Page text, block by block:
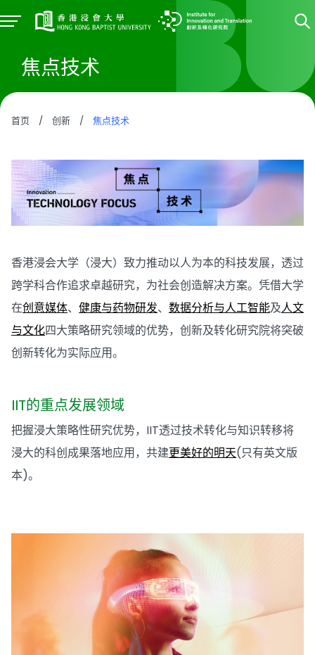
焦点技术
首页 / 创新 / 焦点技术
香港浸会大学（浸大）致力推动以人为本的科技发展，透过
跨学科合作追求卓越研究，为社会创造解决方案。凭借大学
在创意媒体、 健康与药物研发、 数据分析与人工智能及人文
与文化四大策略研究领域的优势，创新及转化研究院将突破
创新转化为实际应用。
IIT的重点发展领域
把握浸大策略性研究优势，IIT透过技术转化与知识转移将
浸大的科创成果落地应用，共建更美好的明天(只有英文版
本)。